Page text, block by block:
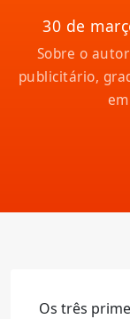
30 de
Sobre o
publicitário,
Os três